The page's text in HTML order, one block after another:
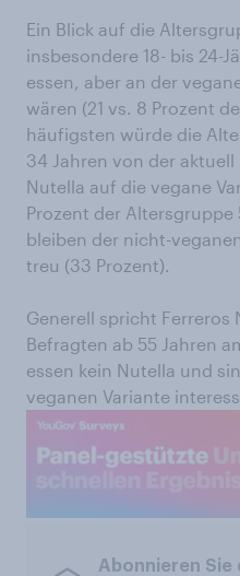
Ein Blick auf die
insbesondere 18- bis 24-
essen, aber an der
wären (21 vs. 8 Prozent
häufigsten würde die
34 Jahren von der
Nutella auf die vegane
Prozent der Altersgruppe
bleiben der nicht-
treu (33 Prozent).
Generell spricht Ferreros
Befragten ab 55 Jahren
essen kein Nutella und
veganen Variante
Abonnieren Sie